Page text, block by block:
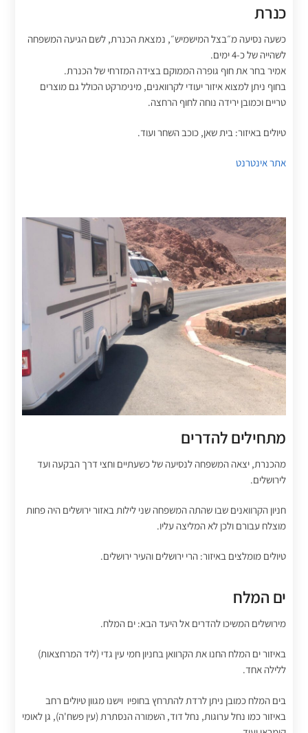
כנרת
כשעה נסיעה מ״בצל המישמיש״, נמצאת הכנרת, לשם הגיעה המשפחה
לשהייה של כ-4 ימים.
אמיר בחר את חוף גופרה הממוקם בצידה המזרחי של הכנרת.
בחוף ניתן למצוא איזור יעודי לקרוואנים, מינימרקט הכולל גם מוצרים
טריים וכמובן ירידה נוחה לחוף הרחצה.
טיולים באיזור: בית שאן, כוכב השחר ועוד.
אתר אינטרנט
מתחילים להדרים
מהכנרת, יצאה המשפחה לנסיעה של כשעתיים וחצי דרך הבקעה ועד
לירושלים.
חניון הקרוואנים שבו שהתה המשפחה שני לילות באזור ירושלים היה פחות
מוצלח עבורם ולכן לא המליצה עליו.
טיולים מומלצים באיזור: הרי ירושלים והעיר ירושלים.
ים המלח
מירושלים המשיכו להדרים אל היעד הבא: ים המלח.
באיזור ים המלח החנו את הקרוואן בחניון חמי עין גדי (ליד המרחצאות)
ללילה אחד.
בים המלח כמובן ניתן לרדת להתרחץ בחופיו וישנו מגוון טיולים רחב
באיזור כמו נחל ערוגות, נחל דוד, השמורה הנסתרת (עין פשח'ה), גן לאומי